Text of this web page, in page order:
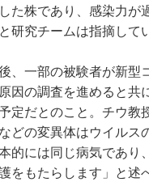
た株であり、感染力が
研究チームは指摘して
、一部の被験者が新型
因の調査を進めると共
定だとのこと。チウ教
どの変異体はウイルス
的には同じ病気であり
をもたらします」と述